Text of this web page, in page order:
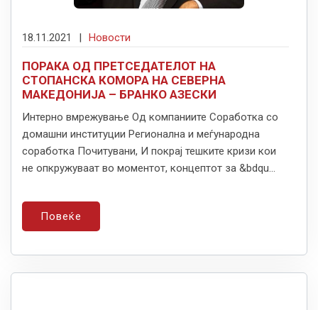
18.11.2021 | Новости
ПОРАКА ОД ПРЕТСЕДАТЕЛОТ НА
СТОПАНСКА КОМОРА НА СЕВЕРНА
МАКЕДОНИЈА – БРАНКО АЗЕСКИ
Интерно вмрежување Од компаниите Соработка со
домашни институции Регионална и меѓународна
соработка Почитувани, И покрај тешките кризи кои
не опкружуваат во моментот, концептот за &bdqu...
Повеќе